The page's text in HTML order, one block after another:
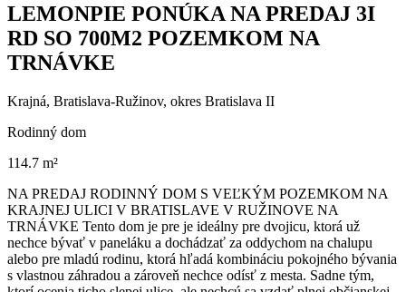
LEMONPIE PONÚKA NA PREDAJ 3I
RD SO 700M2 POZEMKOM NA
TRNÁVKE
Krajná, Bratislava-Ružinov, okres Bratislava II
Rodinný dom
114.7 m²
NA PREDAJ RODINNÝ DOM S VEĽKÝM POZEMKOM NA
KRAJNEJ ULICI V BRATISLAVE V RUŽINOVE NA
TRNÁVKE Tento dom je pre je ideálny pre dvojicu, ktorá už
nechce bývať v paneláku a dochádzať za oddychom na chalupu
alebo pre mladú rodinu, ktorá hľadá kombináciu pokojného bývania
s vlastnou záhradou a zároveň nechce odísť z mesta. Sadne tým,